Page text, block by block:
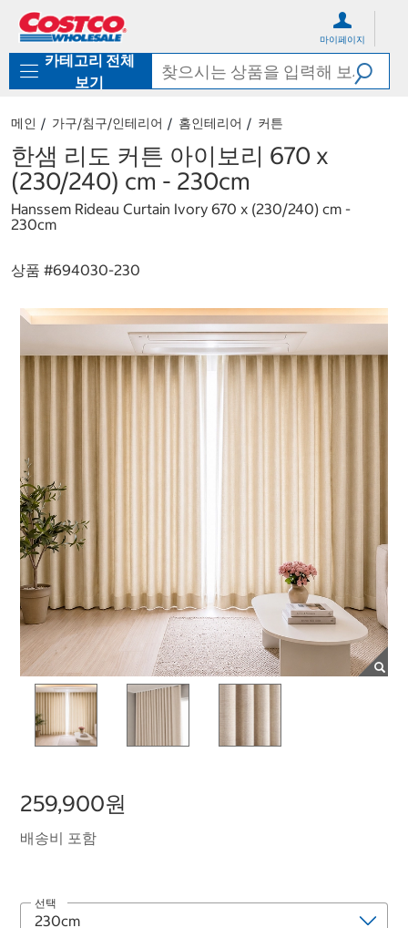
로
기
가
마이페이지
카테고리 전체
보기
메인 가구/침구/인테리어 홈인테리어 커튼
한샘 리도 커튼 아이보리 670 x
(230/240) cm - 230cm
Hanssem Rideau Curtain Ivory 670 x (230/240) cm -
230cm
상품 #694030-230
259,900원
배송비 포함
선택